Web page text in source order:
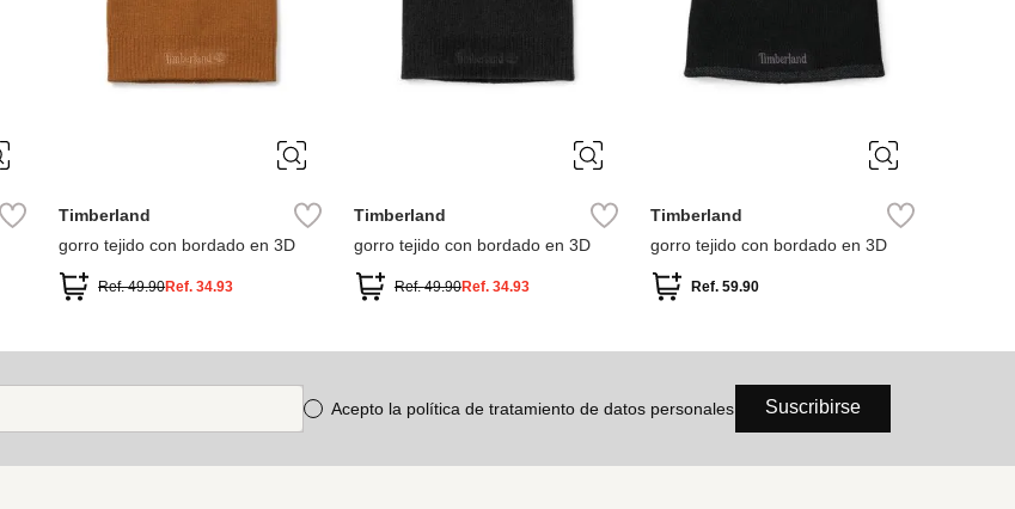
Timberland
gorro tejido con bordado en 3D
Ref.49.90Ref.34.93
Timberland
gorro tejido con bordado en 3D
Ref.49.90Ref. 34.93
Timberland
gorro tejido con bordado en 3D
Ref. 59.90
Acepto la política de tratamiento de datos personales Suscribirse